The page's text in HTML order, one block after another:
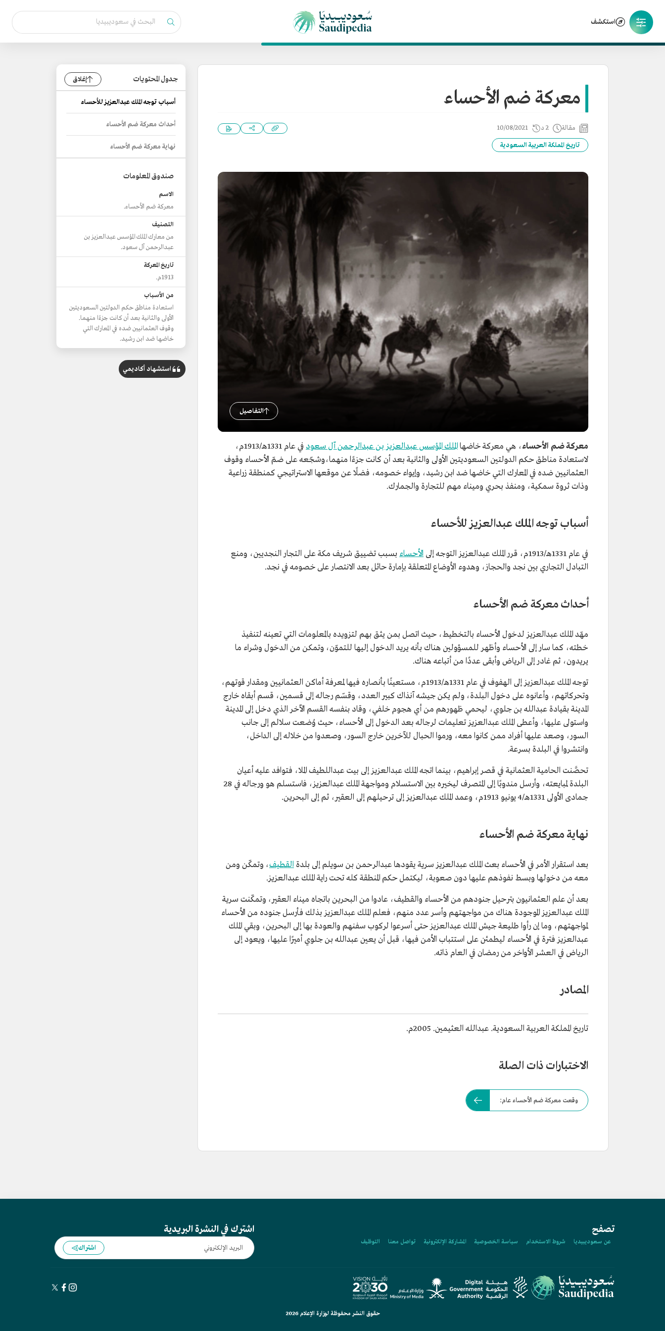
استكشف
معركة ضم الأحساء
مقالة 2 د 10/08/2021
تاريخ المملكة العربية السعودية
التفاصيل
معركة ضم الأحساء، هي معركة خاضهاالملك المؤسس عبدالعزيز بن عبدالرحمن آل سعود
في عام 1331هـ/1913م،
لاستعادة مناطق حكم الدولتين السعوديتين الأولى والثانية بعد أن كانت جزءًا منهما،وشجّعه على ضمّ الأحساء وقوف
العثمانيين ضده في المعارك التي خاضها ضد ابن رشيد، وإيواء خصومه، فضلًا عن موقعها الاستراتيجي كمنطقة زراعية
وذات ثروة سمكية، ومنفذ بحري وميناء مهم للتجارة والجمارك.
أسباب توجه الملك عبدالعزيز للأحساء
في عام 1331هـ/1913م، قرر الملك عبدالعزيز التوجه إلى الأحساء بسبب تضييق شريف مكة على التجار النجديين، ومنع
التبادل التجاري بين نجد والحجاز، وهدوء الأوضاع المتعلقة بإمارة حائل بعد الانتصار على خصومه في نجد.
أحداث معركة ضم الأحساء
مهّد الملك عبدالعزيز لدخول الأحساء بالتخطيط، حيث اتصل بمن يثق بهم لتزويده بالمعلومات التي تعينه لتنفيذ
خطته، كما سار إلى الأحساء وأظهر للمسؤولين هناك بأنه يريد الدخول إليها للتموّن، وتمكن من الدخول وشراء ما
يريدون، ثم غادر إلى الرياض وأبقى عددًا من أتباعه هناك.
توجه الملك عبدالعزيز إلى الهفوف في عام 1331هـ/1913م، مستعينًا بأنصاره فيها لمعرفة أماكن العثمانيين ومقدار قوتهم،
وتحركاتهم، وأعانوه على دخول البلدة، ولم يكن جيشه آنذاك كبير العدد، وقسّم رجاله إلى قسمين، قسم أبقاه خارج
المدينة بقيادة عبدالله بن جلوي، ليحمي ظهورهم من أي هجوم خلفي، وقاد بنفسه القسم الآخر الذي دخل إلى المدينة
واستولى عليها، وأعطى الملك عبدالعزيز تعليمات لرجاله بعد الدخول إلى الأحساء، حيث وُضعت سلالم إلى جانب
السور، وصعد عليها أفراد ممن كانوا معه، ورموا الحبال للآخرين خارج السور، وصعدوا من خلاله إلى الداخل،
وانتشروا في البلدة بسرعة.
تحصَّنت الحامية العثمانية في قصر إبراهيم، بينما اتجه الملك عبدالعزيز إلى بيت عبداللطيف الملا، فتوافد عليه أعيان
البلدة لمبايعته، وأرسل مندوبًا إلى المتصرف ليخيره بين الاستسلام ومواجهة الملك عبدالعزيز، فاستسلم هو ورجاله في 28
جمادى الأولى 1331هـ/4 يونيو 1913م، وعمد الملك عبدالعزيز إلى ترحيلهم إلى العقير، ثم إلى البحرين.
نهاية معركة ضم الأحساء
بعد استقرار الأمر في الأحساء بعث الملك عبدالعزيز سرية يقودها عبدالرحمن بن سويلم إلى بلدة القطيف، وتمكّن ومن
معه من دخولها وبسط نفوذهم عليها دون صعوبة، ليكتمل حكم المنطقة كله تحت راية الملك عبدالعزيز.
بعد أن علم العثمانيون بترحيل جنودهم من الأحساء والقطيف، عادوا من البحرين باتجاه ميناء العقير، وتمكّنت سرية
الملك عبدالعزيز الموجودة هناك من مواجهتهم وأسر عدد منهم، فعلم الملك عبدالعزيز بذلك فأرسل جنوده من الأحساء
لمواجهتهم، وما إن رأوا طليعة جيش الملك عبدالعزيز حتى أسرعوا لركوب سفنهم والعودة بها إلى البحرين، وبقي الملك
عبدالعزيز فترة في الأحساء ليطمئن على استتباب الأمن فيها، قبل أن يعين عبدالله بن جلوي أميرًا عليها، ويعود إلى
الرياض في العشر الأواخر من رمضان في العام ذاته.
المصادر
تاريخ المملكة العربية السعودية. عبدالله العثيمين. 2005م.
الاختبارات ذات الصلة
وقعت معركة ضم الأحساء عام:
جدول المحتويات إغلاق
أسباب توجه الملك عبدالعزيز للأحساء
أحداث معركة ضم الأحساء
نهاية معركة ضم الأحساء
صندوق المعلومات
الاسم
معركة ضم الأحساء.
التصنيف
من معارك الملك المؤسس عبدالعزيز بن
عبدالرحمن آل سعود.
تاريخ المعركة
1913م.
من الأسباب
استعادة مناطق حكم الدولتين السعوديتين
الأولى والثانية بعد أن كانت جزءًا منهما.
وقوف العثمانيين ضده في المعارك التي
خاضها ضد ابن رشيد.
استشهاد أكاديمي
تصفح
عن سعوديبيديا شروط الاستخدام سياسة الخصوصية المشاركة الإلكترونية تواصل معنا التوظيف
اشترك في النشرة البريدية
اشتراك
حقوق النشر محفوظة لوزارة الإعلام 2026